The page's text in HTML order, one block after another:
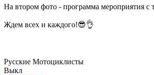
На втором фото - программа мероприятия с
Ждем всех и каждого!😎👌
Русские Мотоциклисты
Выкл